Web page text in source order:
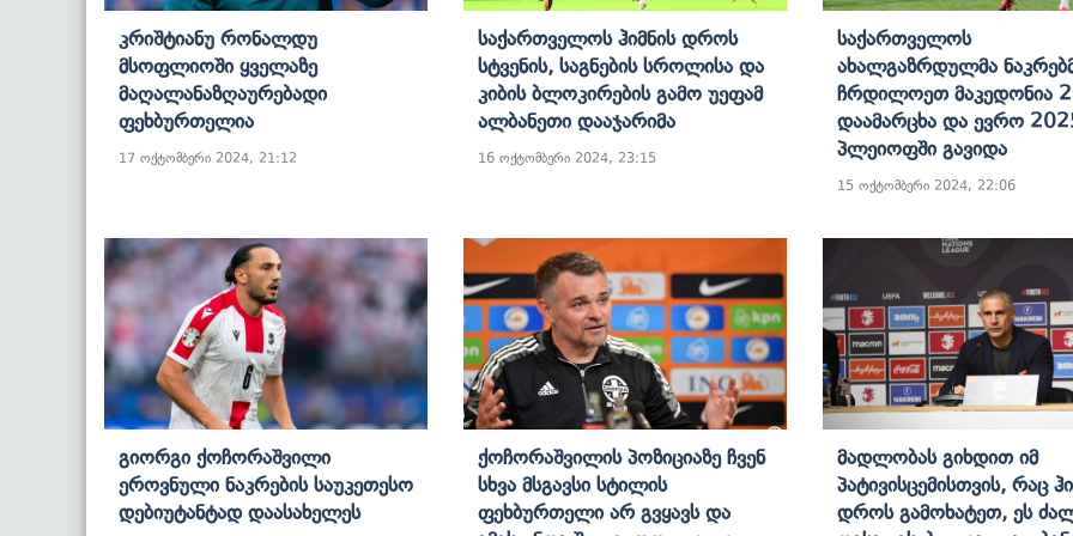
Კრიშტიანუ Რონალდუ
Მსოფლიოში Ყველაზე
Მაღალანაზღაურებადი
Ფეხბურთელია
17 ოქტომბერი 2024, 21:12
Საქართველოს Ჰიმნის Დროს
Სტვენის, Საგნების Სროლისა Და
Კიბის Ბლოკირების Გამო Უეფამ
Ალბანეთი Დააჯარიმა
16 ოქტომბერი 2024, 23:15
Საქართველოს
Ახალგაზრდულმა
Ჩრდილოეთ Მაკედონია
Დაამარცხა Და Ევრო
Პლეიოფში Გავიდა
15 ოქტომბერი 2024, 22:06
Გიორგი Ქოჩორაშვილი
Ეროვნული Ნაკრების Საუკეთესო
Დებიუტანტად Დაასახელეს
Ქოჩორაშვილის Პოზიციაზე Ჩვენ
Სხვა Მსგავსი Სტილის
Ფეხბურთელი Არ Გვყავს Და
Მადლობას Გიხდით Იმ
Პატივისცემისთვის, Რაც
Დროს Გამოხატეთ, Ეს